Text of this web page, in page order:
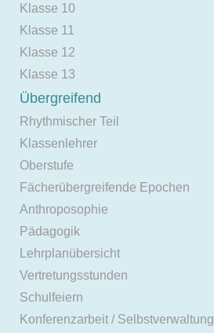
Klasse 10
Klasse 11
Klasse 12
Klasse 13
Übergreifend
Rhythmischer Teil
Klassenlehrer
Oberstufe
Fächerübergreifende Epochen
Anthroposophie
Pädagogik
Lehrplanübersicht
Vertretungsstunden
Schulfeiern
Konferenzarbeit / Selbstverwaltung